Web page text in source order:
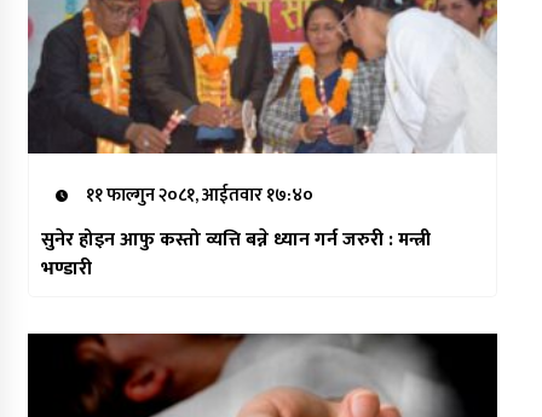
११ फाल्गुन २०८१, आईतवार १७:४०
सुनेर होइन आफु कस्तो व्यत्ति बन्ने ध्यान गर्न जरुरी : मन्त्री
भण्डारी